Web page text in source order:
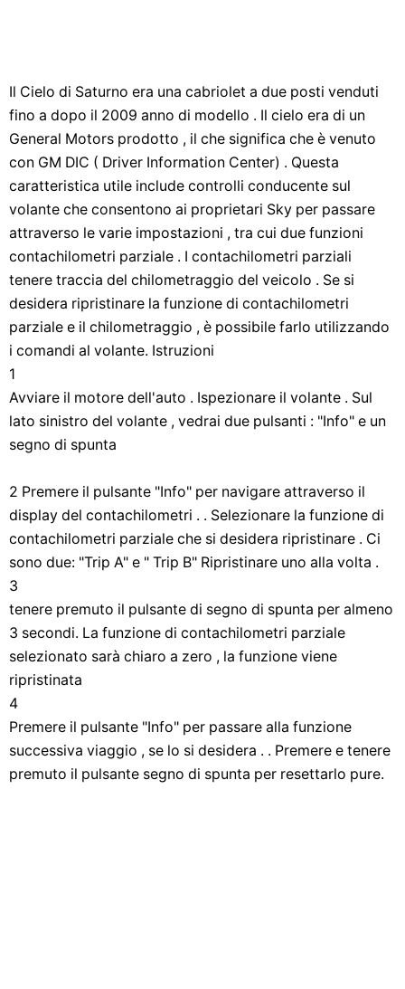
Il Cielo di Saturno era una cabriolet a due posti venduti
fino a dopo il 2009 anno di modello . Il cielo era di un
General Motors prodotto , il che significa che è venuto
con GM DIC ( Driver Information Center) . Questa
caratteristica utile include controlli conducente sul
volante che consentono ai proprietari Sky per passare
attraverso le varie impostazioni , tra cui due funzioni
contachilometri parziale . I contachilometri parziali
tenere traccia del chilometraggio del veicolo . Se si
desidera ripristinare la funzione di contachilometri
parziale e il chilometraggio , è possibile farlo utilizzando
i comandi al volante. Istruzioni
1
Avviare il motore dell'auto . Ispezionare il volante . Sul
lato sinistro del volante , vedrai due pulsanti : "Info" e un
segno di spunta
2 Premere il pulsante "Info" per navigare attraverso il
display del contachilometri . . Selezionare la funzione di
contachilometri parziale che si desidera ripristinare . Ci
sono due: "Trip A" e " Trip B" Ripristinare uno alla volta .
3
tenere premuto il pulsante di segno di spunta per almeno
3 secondi. La funzione di contachilometri parziale
selezionato sarà chiaro a zero , la funzione viene
ripristinata
4
Premere il pulsante "Info" per passare alla funzione
successiva viaggio , se lo si desidera . . Premere e tenere
premuto il pulsante segno di spunta per resettarlo pure.